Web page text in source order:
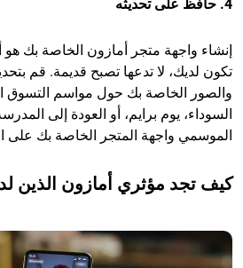
4. حافظ على تحديثه
إنشاء واجهة متجر أمازون الخاصة بك
تكون لديك، لا تدعها تصبح قديمة. قم
والصور الخاصة بك حول مواسم التسوق
السوداء، يوم برايم، أو العودة إلى
الموسمي واجهة المتجر الخاصة بك على
كيف تجد مؤثري أمازون الذين